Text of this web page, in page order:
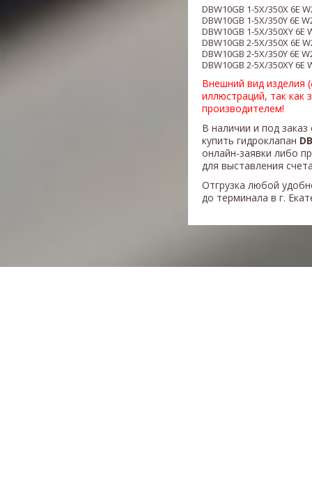
DBW10GB 1-5X/350X 6E
DBW10GB 1-5X/350Y 6E
DBW10GB 1-5X/350XY 6E
DBW10GB 2-5X/350X 6E
DBW10GB 2-5X/350Y 6E
DBW10GB 2-5X/350XY 6E
Внешний вид изделия
иллюстраций, так как
производителем!
В наличии и под
купить гидроклапан
онлайн-заявки либо
для выставления
Отгрузка любой
до терминала в г.